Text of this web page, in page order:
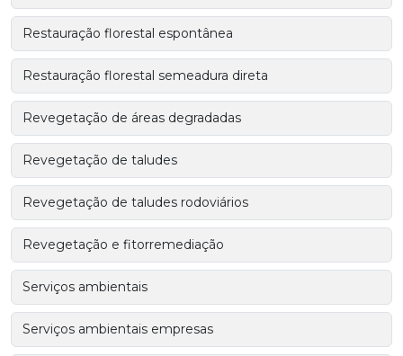
Restauração florestal espontânea
Restauração florestal semeadura direta
Revegetação de áreas degradadas
Revegetação de taludes
Revegetação de taludes rodoviários
Revegetação e fitorremediação
Serviços ambientais
Serviços ambientais empresas